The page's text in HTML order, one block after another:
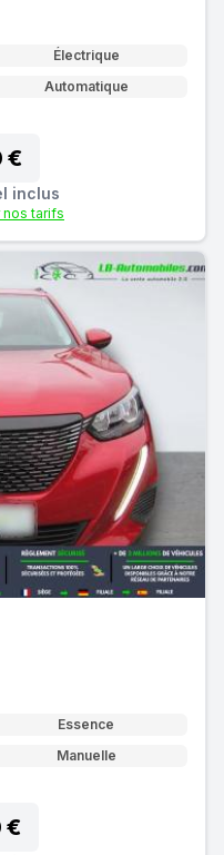
Électrique
Automatique
€
inclus
nos tarifs
Essence
Manuelle
€